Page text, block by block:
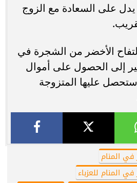
على السعادة مع الزوج
الأخضر من الشجرة في
إلى الحصول على أموال
ستحصل عليها المتزوجة
في المنام
المنام للعزباء